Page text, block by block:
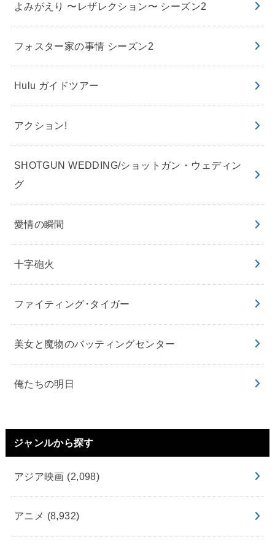
よみがえり 〜レザレクション〜 シーズン2
フォスター家の事情 シーズン2
Hulu ガイドツアー
アクション!
SHOTGUN WEDDING/ショットガン・ウェディン
グ
愛情の瞬間
十字砲火
ファイティング･タイガー
美女と魔物のバッティングセンター
俺たちの明日
ジャンルから探す
アジア映画 (2,098)
アニメ (8,932)